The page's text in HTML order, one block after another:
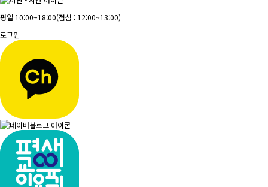
평일 10:00~18:00(점심 : 12:00~13:00)
로그인